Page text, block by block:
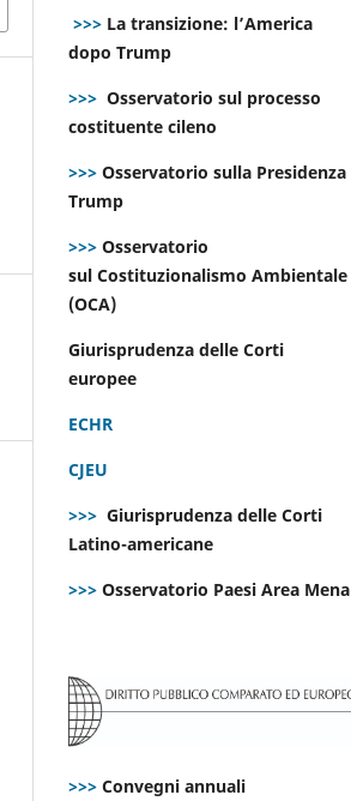
>>> La transizione: l’America
dopo Trump
>>> Osservatorio sul processo
costituente cileno
>>> Osservatorio sulla Presidenza
Trump
>>> Osservatorio
sul Costituzionalismo Ambientale
(OCA)
Giurisprudenza delle Corti
europee
ECHR
CJEU
>>> Giurisprudenza delle Corti
Latino-americane
>>> Osservatorio Paesi Area Mena
>>> Convegni annuali